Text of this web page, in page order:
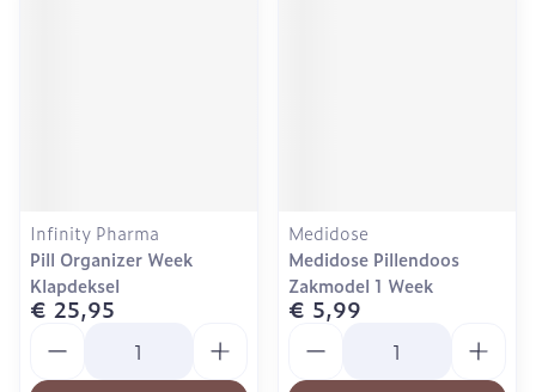
Infinity Pharma
Pill Organizer Week
Klapdeksel
€ 25,95
Medidose
Medidose Pillendoos
Zakmodel 1 Week
€ 5,99